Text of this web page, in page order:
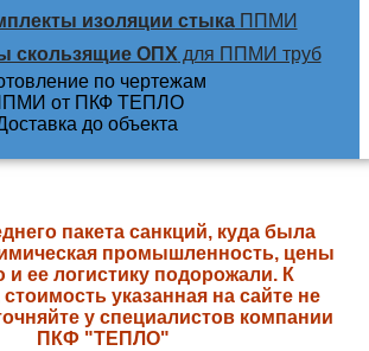
изоляции стыкаППМИ
скользящие ОПХ для ППМИ труб
пакета санкций, куда была
промышленность, цены
ее логистику подорожали. К
указанная на сайте не
у специалистов компании
ПКФ "ТЕПЛО"